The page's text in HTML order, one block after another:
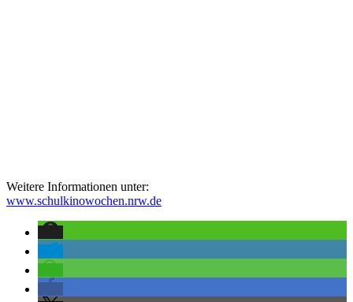
Weitere Informationen unter:
www.schulkinowochen.nrw.de